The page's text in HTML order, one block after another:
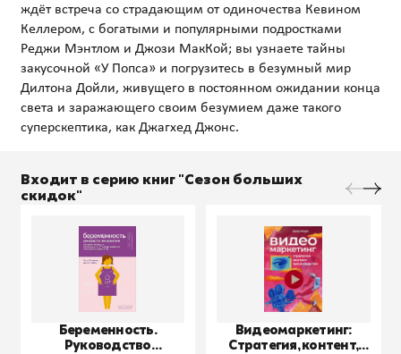
ждёт встреча со страдающим от одиночества Кевином
Келлером, с богатыми и популярными подростками
Реджи Мэнтлом и Джози МакКой; вы узнаете тайны
закусочной «У Попса» и погрузитесь в безумный мир
Дилтона Дойли, живущего в постоянном ожидании конца
света и заражающего своим безумием даже такого
Входит в серию книг "Сезон больших
скидок"
Беременность.
Руководство
Видеомаркетинг:
Стратегия, контент,